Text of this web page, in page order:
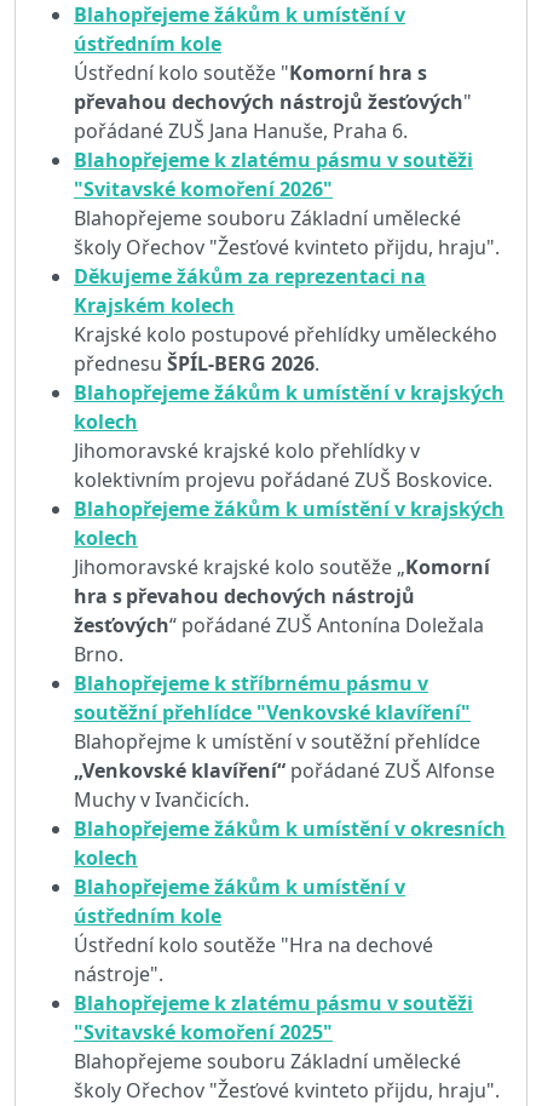
Blahopřejeme žákům k umístění v
ústředním kole
Ústřední kolo soutěže "Komorní hra s
převahou dechových nástrojů žesťových"
pořádané ZUŠ Jana Hanuše, Praha 6.
Blahopřejeme k zlatému pásmu v soutěži
"Svitavské komoření 2026"
Blahopřejeme souboru Základní umělecké
školy Ořechov "Žesťové kvinteto přijdu, hraju".
Děkujeme žákům za reprezentaci na
Krajském kolech
Krajské kolo postupové přehlídky uměleckého
přednesu ŠPÍL-BERG 2026.
Blahopřejeme žákům k umístění v krajských
kolech
Jihomoravské krajské kolo přehlídky v
kolektivním projevu pořádané ZUŠ Boskovice.
Blahopřejeme žákům k umístění v krajských
kolech
Jihomoravské krajské kolo soutěže „Komorní
hra s převahou dechových nástrojů
žesťových“ pořádané ZUŠ Antonína Doležala
Brno.
Blahopřejeme k stříbrnému pásmu v
soutěžní přehlídce "Venkovské klavíření"
Blahopřejme k umístění v soutěžní přehlídce
„Venkovské klavíření“ pořádané ZUŠ Alfonse
Muchy v Ivančicích.
Blahopřejeme žákům k umístění v okresních
kolech
Blahopřejeme žákům k umístění v
ústředním kole
Ústřední kolo soutěže "Hra na dechové
nástroje".
Blahopřejeme k zlatému pásmu v soutěži
"Svitavské komoření 2025"
Blahopřejeme souboru Základní umělecké
školy Ořechov "Žesťové kvinteto přijdu, hraju".